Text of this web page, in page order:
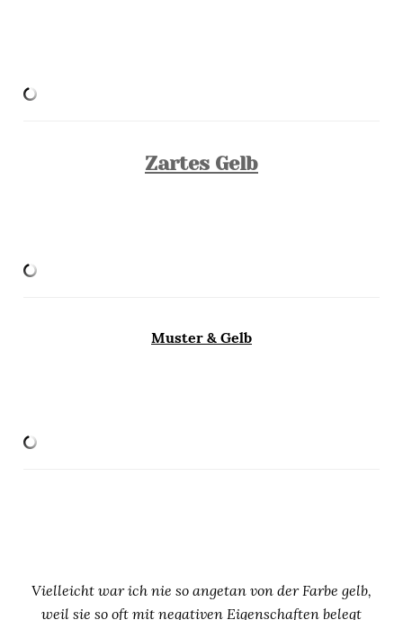
Zartes Gelb
Muster & Gelb
Vielleicht war ich nie so angetan von der Farbe gelb,
weil sie so oft mit negativen Eigenschaften belegt